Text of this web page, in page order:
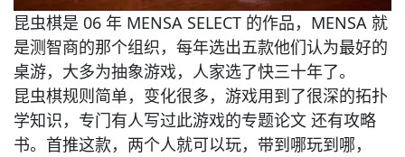
昆虫棋是 06 年 MENSA SELECT 的作品，MENSA 就
是测智商的那个组织，每年选出五款他们认为最好的
桌游，大多为抽象游戏，人家选了快三十年了。
昆虫棋规则简单，变化很多，游戏用到了很深的拓扑
学知识，专门有人写过此游戏的专题论文 还有攻略
书。首推这款，两个人就可以玩，带到哪玩到哪，